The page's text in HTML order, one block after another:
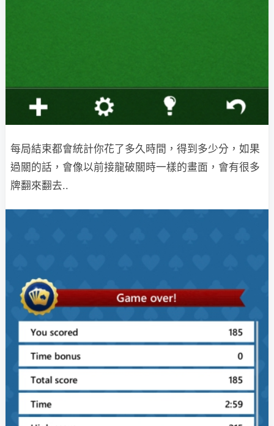
每局結束都會統計你花了多久時間，得到多少分，如果
過關的話，會像以前接龍破關時一樣的畫面，會有很多
牌翻來翻去..